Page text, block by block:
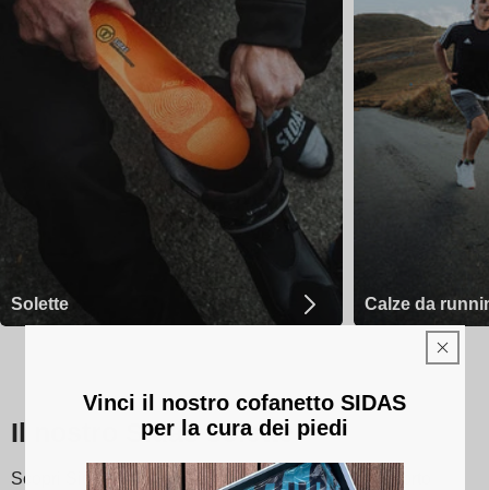
Solette Calze da
Il nostro Sidas solette
Scopri Sidas solette, progettate per fornire un supporto
Vinci il nostro cofanetto SIDAS
per la cura dei piedi